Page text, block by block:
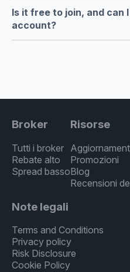
Is it free to join, and can
account?
Broker
Tutti i broker
Rebate alto
Spread basso
Risorse
Promozioni
Blog
Recensioni
Note legali
Terms and Conditions
Privacy policy
Risk Disclosure
Cookie Policy